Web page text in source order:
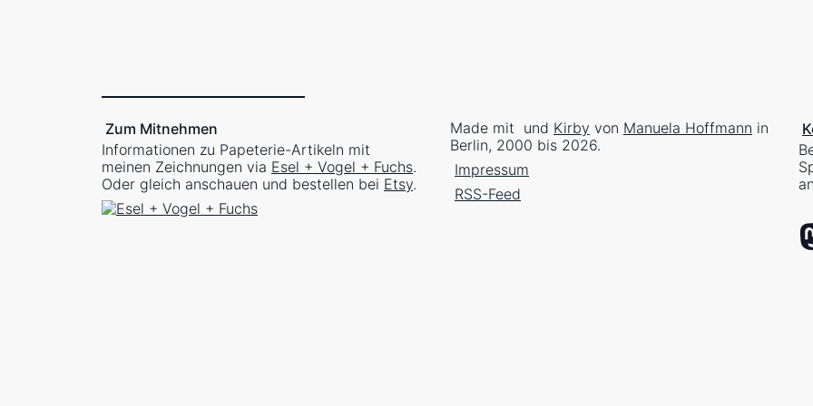
Zum Mitnehmen
Informationen zu Papeterie-Artikeln mit
meinen Zeichnungen via Esel + Vogel + Fuchs.
Oder gleich anschauen und bestellen bei Etsy.
Made mit und Kirby von Manuela Hoffmann in
Berlin, 2000 bis 2026.
Impressum
RSS-Feed